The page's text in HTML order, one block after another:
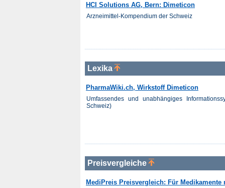
HCI Solutions AG, Bern: Dimeticon
Arzneimittel-Kompendium der Schweiz
Lexika
PharmaWiki.ch, Wirkstoff Dimeticon
Umfassendes und unabhängiges
Schweiz)
Preisvergleiche
MediPreis Preisvergleich: Für